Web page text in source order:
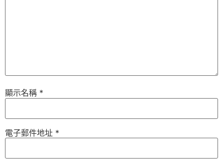
顯示名稱 *
電子郵件地址 *